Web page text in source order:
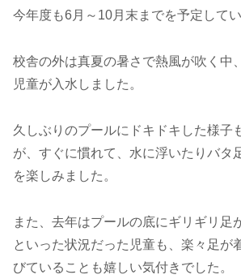
今年度も6月～10月末までを予定してい
校舎の外は真夏の暑さで熱風が吹く中
児童が入水しました。
久しぶりのプールにドキドキした様子
が、すぐに慣れて、水に浮いたりバタ
を楽しみました。
また、去年はプールの底にギリギリ足
といった状況だった児童も、楽々足が
びていることも嬉しい気付きでした。